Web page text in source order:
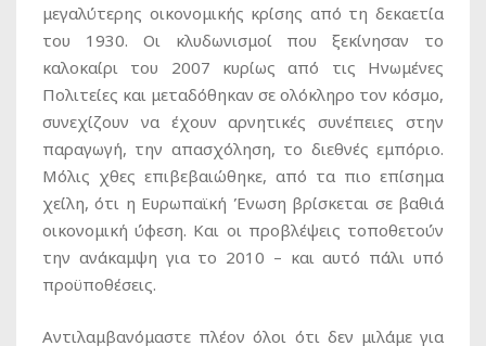
μεγαλύτερης οικονομικής κρίσης από τη δεκαετία
του 1930. Οι κλυδωνισμοί που ξεκίνησαν το
καλοκαίρι του 2007 κυρίως από τις Ηνωμένες
Πολιτείες και μεταδόθηκαν σε ολόκληρο τον κόσμο,
συνεχίζουν να έχουν αρνητικές συνέπειες στην
παραγωγή, την απασχόληση, το διεθνές εμπόριο.
Μόλις χθες επιβεβαιώθηκε, από τα πιο επίσημα
χείλη, ότι η Ευρωπαϊκή Ένωση βρίσκεται σε βαθιά
οικονομική ύφεση. Και οι προβλέψεις τοποθετούν
την ανάκαμψη για το 2010 – και αυτό πάλι υπό
προϋποθέσεις.
Αντιλαμβανόμαστε πλέον όλοι ότι δεν μιλάμε για